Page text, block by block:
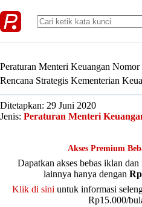
to
content
Peraturan Menteri Keuangan
Rencana Strategis Kementerian
Ditetapkan: 29 Juni 2020
Jenis: Peraturan Menteri
Akses Premium
Dapatkan akses bebas iklan
lainnya hanya dengan
Klik di sini untuk informasi
Rp15.000/